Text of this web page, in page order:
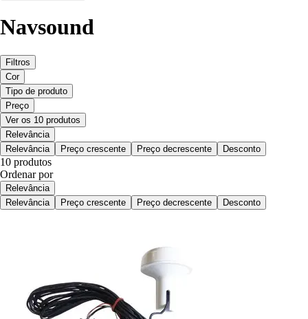
Navsound
Filtros
Cor
Tipo de produto
Preço
Ver os 10 produtos
Relevância
Relevância
Preço crescente Preço decrescente Desconto
10 produtos
Ordenar por
Relevância
Relevância
Preço crescente Preço decrescente Desconto